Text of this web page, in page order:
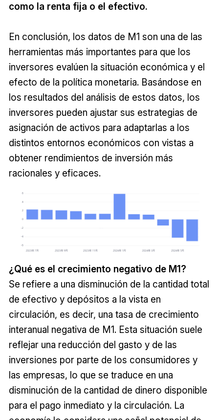
como la renta fija o el efectivo.
En conclusión, los datos de M1 son una de las
herramientas más importantes para que los
inversores evalúen la situación económica y el
efecto de la política monetaria. Basándose en
los resultados del análisis de estos datos, los
inversores pueden ajustar sus estrategias de
asignación de activos para adaptarlas a los
distintos entornos económicos con vistas a
obtener rendimientos de inversión más
racionales y eficaces.
¿Qué es el crecimiento negativo de M1?
Se refiere a una disminución de la cantidad total
de efectivo y depósitos a la vista en
circulación, es decir, una tasa de crecimiento
interanual negativa de M1. Esta situación suele
reflejar una reducción del gasto y de las
inversiones por parte de los consumidores y
las empresas, lo que se traduce en una
disminución de la cantidad de dinero disponible
para el pago inmediato y la circulación. La